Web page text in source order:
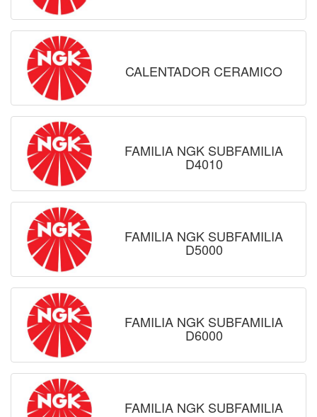
CALENTADOR CERAMICO
FAMILIA NGK SUBFAMILIA
D4010
FAMILIA NGK SUBFAMILIA
D5000
FAMILIA NGK SUBFAMILIA
D6000
FAMILIA NGK SUBFAMILIA